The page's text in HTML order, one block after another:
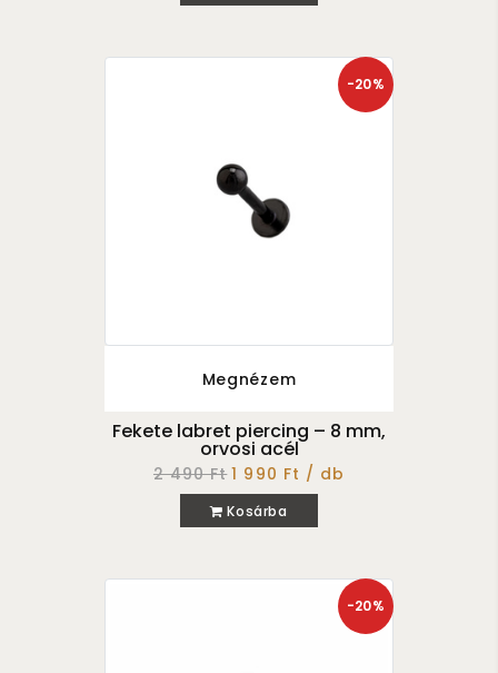
-20%
Megnézem
Fekete labret piercing – 8 mm,
orvosi acél
2 490 Ft 1 990 Ft / db
Kosárba
-20%